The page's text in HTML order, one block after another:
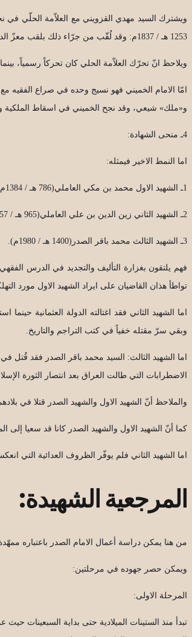
ويشترك السيد مهدي القزويني مع العلاّمة الحلّي في
1253 هـ / 1837م: وقد لُقّب من جرّاء ذلك بلقب معزّ الدين كما اطلق بعض مترجميه عليه لقب العلاّمة الثاني وهذا اللقب ربما تأتّى من غزارة النتاج العلمي ومتانته عند كلا من الفقيهين مع تشابه جهودهما في نشر المذهب الاثنا عشري.
ويلاحظ انّ تحرّك العلاّمة الحلي كان تحركاً رسمياً،
امّا الامام الخميني فهو نسيج وحده في صراع الفقيه
و«ملك» شيعي، وقد نجح الخميني في اسقاط الملكية
4ـ منحى الشهادة:
اما النمط الاخير فيمثله:
1ـ الشهيد الاول محمد بن مكي العاملي(786 هـ / 1384م).
2ـ الشهيد الثاني زين الدين بن علي العاملي(965 هـ / 1557م).
3ـ الشهيد الثالث محمد باقر الصدر(1400 هـ / 1980م).
فهم يلتقون بغزارة التأليف والتجديد في الدرس
تواطأ هذان القاضيان على ايراد الشهيد الاول مورد
اما الشهيد الثاني فقد اغتالته الدولة العثمانية
وبقي سرّ مقتله خفياً في كتب التراجم والتاريخ.
اما الشهيد الثالث: السيد محمد باقر الصدر فقد
الاضطرابات التي طالت العراق بعد انتصار الثورة
والملاحظ أنّ الشهيد الاول والشهيد الصدر قتلا في
كما أنّ الشهيد الاول والشهيد الصدر كانا قد سعيا
اما الشهيد الثاني فلم يوفّر الظروف العدائية التي
المرجعية الشهيدة:
من هنا يمكن دراسة أعمال الامام الصدر باعتباره
ويمكن حصر جهوده في مرحلتين:
المرحلة الاولى:
تبدأ منذ الستينات الميلادية حتى بداية السبعينات